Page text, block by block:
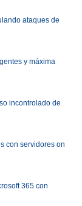
ataques de
y máxima
incontrolado de
con servidores on
365 con